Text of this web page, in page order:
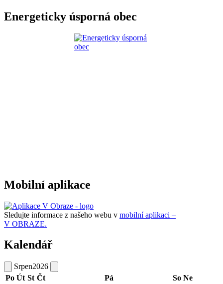
Energeticky úsporná obec
Mobilní aplikace
Sledujte informace z našeho webu v mobilní aplikaci –
V OBRAZE.
Kalendář
Srpen2026
Po Út St Čt Pá So Ne